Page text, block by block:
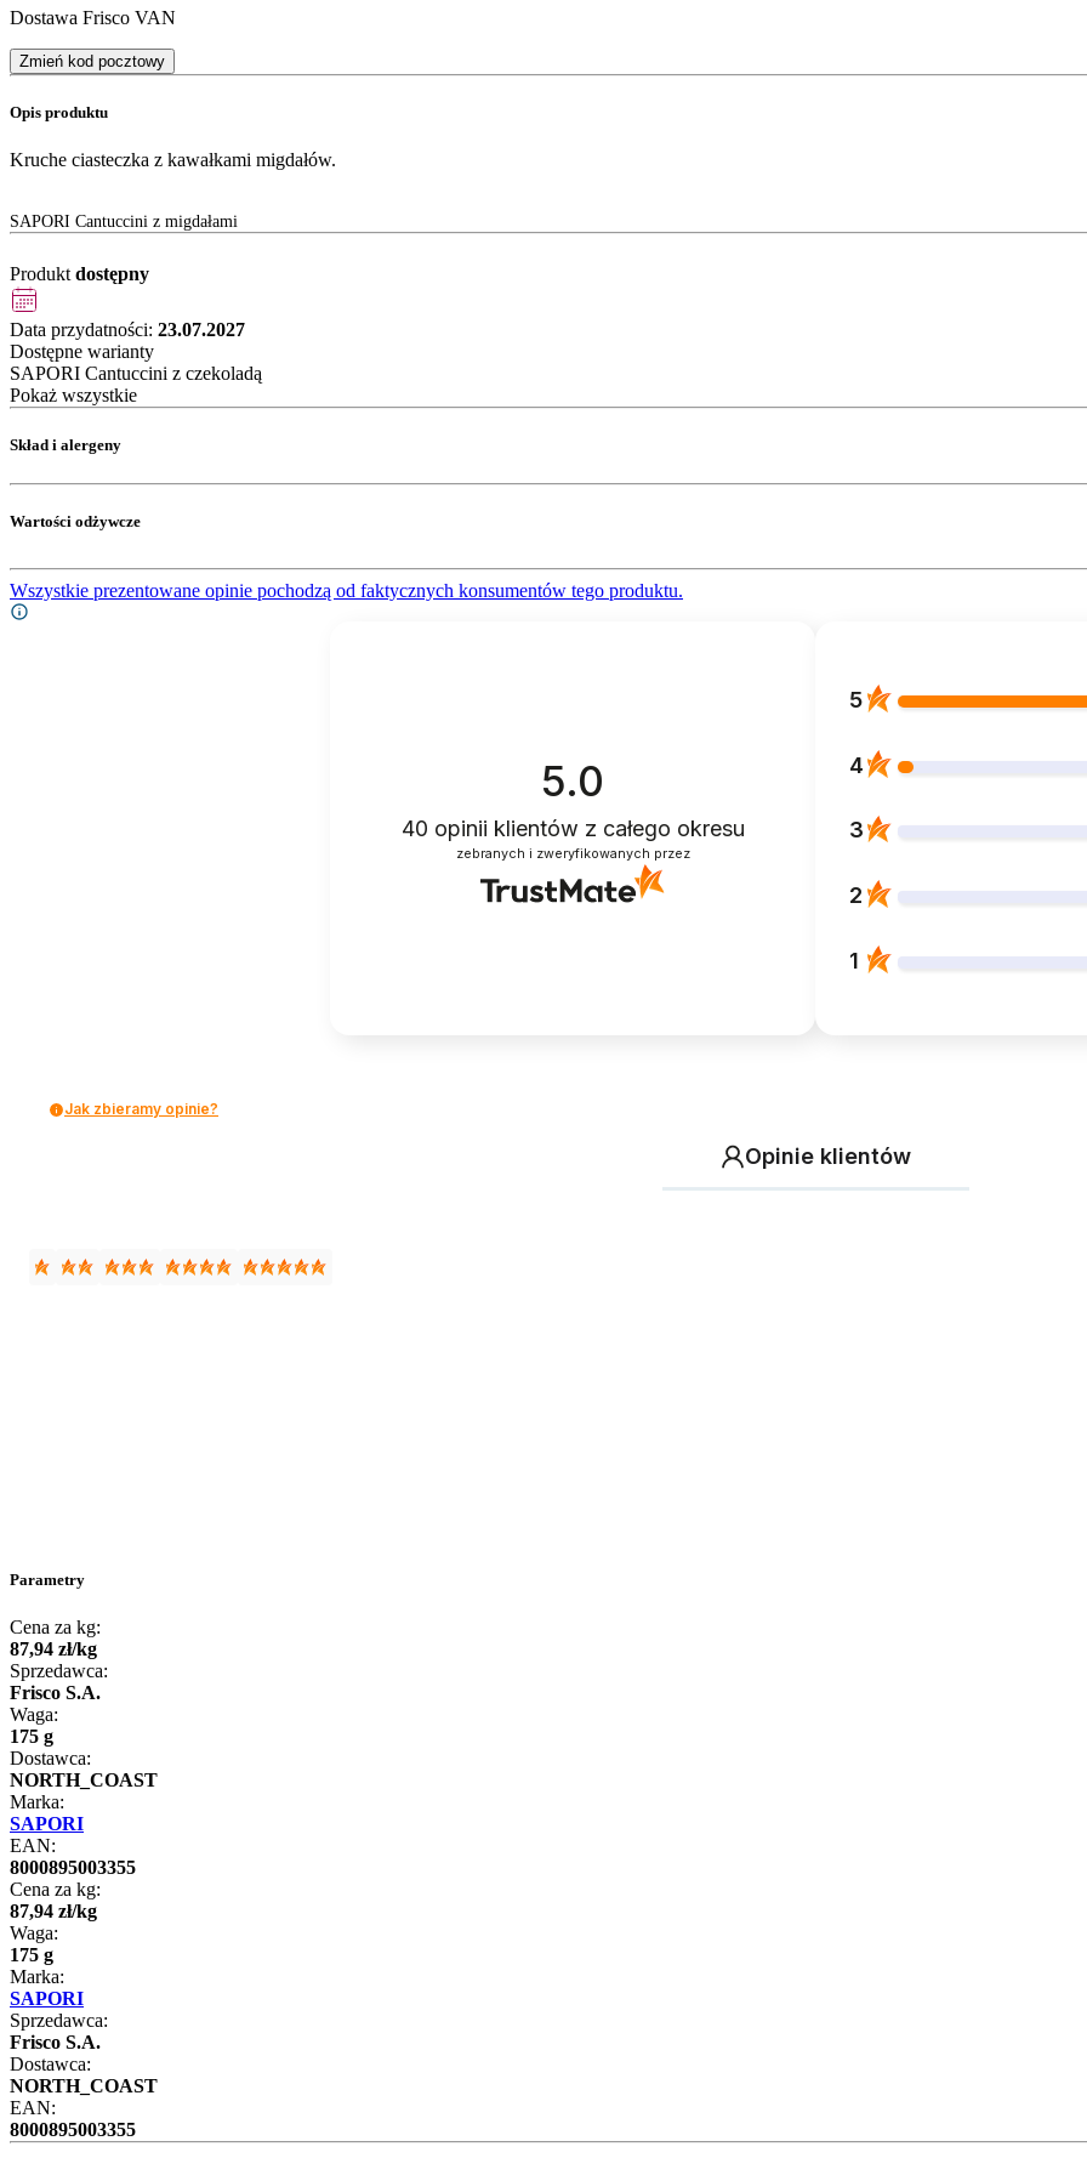
Dostawa Frisco VAN
Zmień kod pocztowy
Opis produktu
Kruche ciasteczka z kawałkami migdałów.
SAPORI Cantuccini z migdałami
Produkt dostępny
Data przydatności: 23.07.2027
Dostępne warianty
SAPORI Cantuccini z czekoladą
Pokaż wszystkie
Skład i alergeny
Wartości odżywcze
Wszystkie prezentowane opinie pochodzą od faktycznych konsumentów tego produktu.
5.0
40 opinii klientów z całego okresu
zebranych i zweryfikowanych przez
5
4
3
2
1
Jak zbieramy opinie?
Opinie klientów
Parametry
Cena za kg:
87,94 zł/kg
Sprzedawca:
Frisco S.A.
Waga:
175 g
Dostawca:
NORTH_COAST
Marka:
SAPORI
EAN:
8000895003355
Cena za kg:
87,94 zł/kg
Waga:
175 g
Marka:
SAPORI
Sprzedawca:
Frisco S.A.
Dostawca:
NORTH_COAST
EAN:
8000895003355